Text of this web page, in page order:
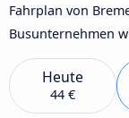
Fahrplan von
Busunternehmen
Heute
44 €